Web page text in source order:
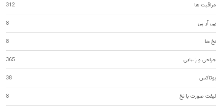
مراقبت ها 312
پی آر پی 8
نخ ها 8
جراحی و زیبایی 365
بوتاکس 38
لیفت صورت با نخ 8